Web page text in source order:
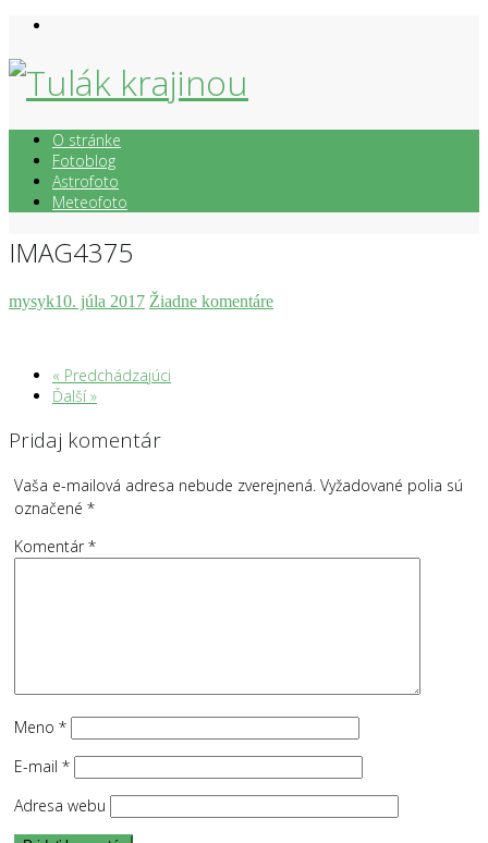
Skip
content
O stránke
Fotoblog
Astrofoto
Meteofoto
IMAG4375
mysyk10. júla 2017 Žiadne komentáre
« Predchádzajúci
Ďalší »
Pridaj komentár
Vaša e-mailová adresa nebude zverejnená. Vyžadované polia sú
označené *
Komentár*
Meno *
E-mail *
Adresa webu